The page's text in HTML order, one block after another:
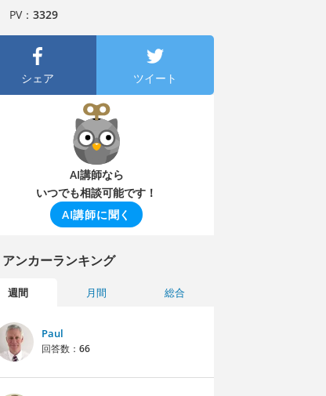
PV： 3329
シェア ツイート
AI講師なら
いつでも相談可能です！
AI講師に聞く
アンカーランキング
週間 月間 総合
Paul
回答数： 66